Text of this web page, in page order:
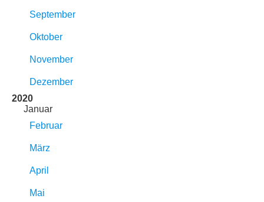
September
Oktober
November
Dezember
2020
Januar
Februar
März
April
Mai